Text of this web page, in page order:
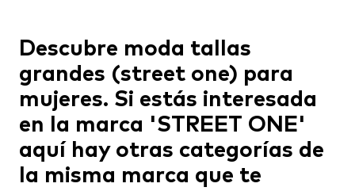
Descubre moda tallas
grandes (street one) para
mujeres. Si estás interesada
en la marca 'STREET ONE'
aquí hay otras categorías de
la misma marca que te